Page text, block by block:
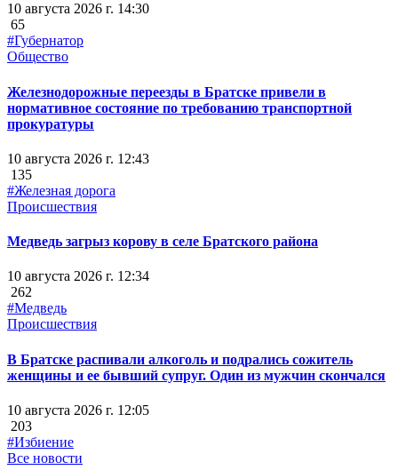
10 августа 2026 г. 14:30
65
#Губернатор
Общество
Железнодорожные переезды в Братске привели в
нормативное состояние по требованию транспортной
прокуратуры
10 августа 2026 г. 12:43
135
#Железная дорога
Происшествия
Медведь загрыз корову в селе Братского района
10 августа 2026 г. 12:34
262
#Медведь
Происшествия
В Братске распивали алкоголь и подрались сожитель
женщины и ее бывший супруг. Один из мужчин скончался
10 августа 2026 г. 12:05
203
#Избиение
Все новости